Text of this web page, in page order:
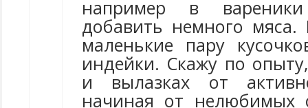
например в
добавить немного мяса.
маленькие пару
индейки. Скажу по
и вылазках от
начиная от нелюбимых